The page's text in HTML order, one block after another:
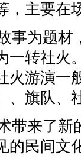
，主要在
事为题材
一转社火
火游演一
、旗队、
带来了新
的民间文